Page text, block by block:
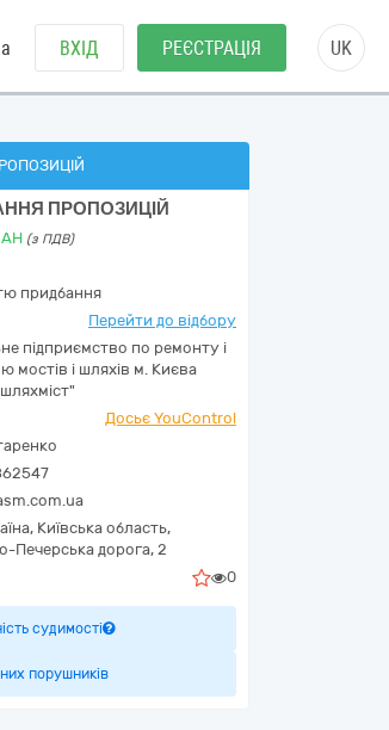
ВХІД РЕЄСТРАЦІЯ UK
ПРОПОЗИЦІЙ
(з ПДВ)
придбання
Перейти до відбору
підприємство по ремонту і
мостів і шляхів м. Києва
Досьє YouControl
, Київська область,
Печерська дорога, 2
0
судимості
порушників